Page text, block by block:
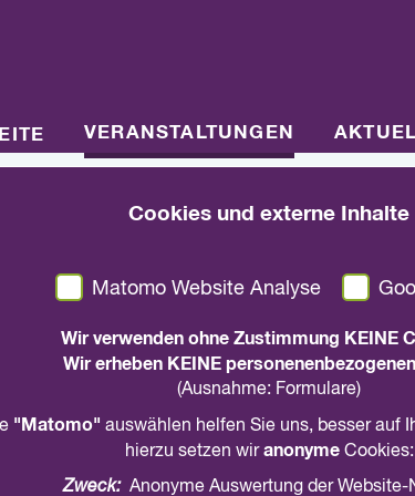
VERANSTALTUNGEN
24.04.2021, 11.00 Uhr -14.00 Uhr|Hybrid -
KINDER |
Online Konferenz Kinderbunte
in den Kalender teilen
Online Konferenz mit Podiumsdiskussion
Internet.
Cookies und externe Inhalte
Matomo Website Analyse
Wir verwenden ohne Zustimmung KEINE
Wir erheben KEINE
(Ausnahme: Formulare)
"Matomo" auswählen helfen Sie uns, besser auf
hierzu setzen wiranonyme Cookies:
Zweck: Anonyme Auswertung der Website-